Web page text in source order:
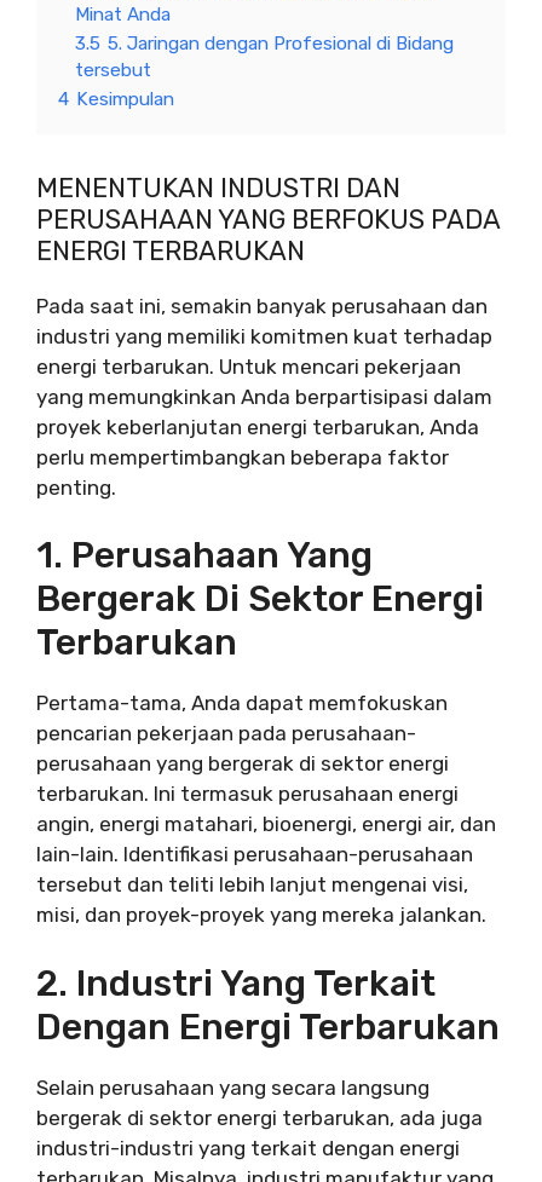
Minat Anda
3.5 5. Jaringan dengan Profesional di Bidang
tersebut
4 Kesimpulan
MENENTUKAN INDUSTRI DAN
PERUSAHAAN YANG BERFOKUS PADA
ENERGI TERBARUKAN
Pada saat ini, semakin banyak perusahaan dan
industri yang memiliki komitmen kuat terhadap
energi terbarukan. Untuk mencari pekerjaan
yang memungkinkan Anda berpartisipasi dalam
proyek keberlanjutan energi terbarukan, Anda
perlu mempertimbangkan beberapa faktor
penting.
1. Perusahaan Yang
Bergerak Di Sektor Energi
Terbarukan
Pertama-tama, Anda dapat memfokuskan
pencarian pekerjaan pada perusahaan-
perusahaan yang bergerak di sektor energi
terbarukan. Ini termasuk perusahaan energi
angin, energi matahari, bioenergi, energi air, dan
lain-lain. Identifikasi perusahaan-perusahaan
tersebut dan teliti lebih lanjut mengenai visi,
misi, dan proyek-proyek yang mereka jalankan.
2. Industri Yang Terkait
Dengan Energi Terbarukan
Selain perusahaan yang secara langsung
bergerak di sektor energi terbarukan, ada juga
industri-industri yang terkait dengan energi